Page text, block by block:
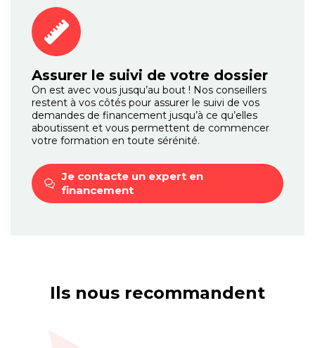
Assurer le suivi de votre dossier
On est avec vous jusqu’au bout ! Nos conseillers
restent à vos côtés pour assurer le suivi de vos
demandes de financement jusqu’à ce qu’elles
aboutissent et vous permettent de commencer
votre formation en toute sérénité.
Je contacte un expert en
financement
Ils nous recommandent